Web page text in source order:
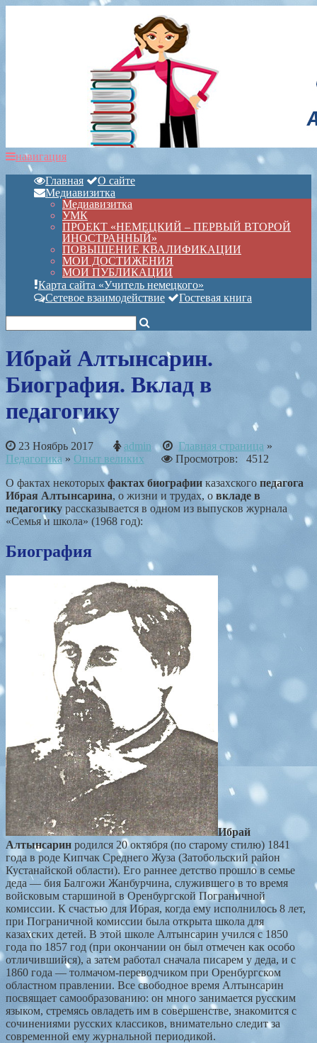
навигация
Главная
О сайте
Медиавизитка
Медиавизитка
УМК
ПРОЕКТ «НЕМЕЦКИЙ – ПЕРВЫЙ ВТОРОЙ
ИНОСТРАННЫЙ»
ПОВЫШЕНИЕ КВАЛИФИКАЦИИ
МОИ ДОСТИЖЕНИЯ
МОИ ПУБЛИКАЦИИ
Карта сайта «Учитель немецкого»
Сетевое взаимодействие
Гостевая книга
Ибрай Алтынсарин.
Биография. Вклад в
педагогику
23 Ноябрь 2017 admin Главная страница »
Педагогика » Опыт великих
Просмотров: 4512
О фактах некоторых фактах биографии казахского педагога
Ибрая Алтынсарина, о жизни и трудах, о вкладе в
педагогику рассказывается в одном из выпусков журнала
«Семья и школа» (1968 год):
Биография
Ибрай
Алтынсарин родился 20 октября (по старому стилю) 1841
года в роде Кипчак Среднего Жуза (Затобольский район
Кустанайской области). Его раннее детство прошло в семье
деда — бия Балгожи Жанбурчина, служившего в то время
войсковым старшиной в Оренбургской Пограничной
комиссии. К счастью для Ибрая, когда ему исполнилось 8 лет,
при Пограничной комиссии была открыта школа для
казахских детей. В этой школе Алтынсарин учился с 1850
года по 1857 год (при окончании он был отмечен как особо
отличившийся), а затем работал сначала писарем у деда, и с
1860 года — толмачом-переводчиком при Оренбургском
областном правлении. Все свободное время Алтынсарин
посвящает самообразованию: он много занимается русским
языком, стремясь овладеть им в совершенстве, знакомится с
сочинениями русских классиков, внимательно следит за
современной ему журнальной периодикой.